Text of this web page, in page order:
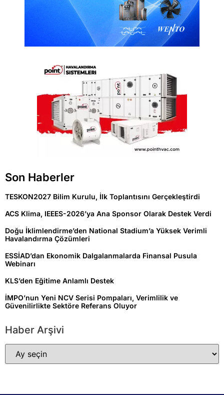
Son Haberler
TESKON2027 Bilim Kurulu, İlk Toplantısını Gerçekleştirdi
ACS Klima, IEEES-2026’ya Ana Sponsor Olarak Destek Verdi
Doğu İklimlendirme’den National Stadium’a Yüksek Verimli
Havalandırma Çözümleri
ESSİAD’dan Ekonomik Dalgalanmalarda Finansal Pusula
Webinarı
KLS’den Eğitime Anlamlı Destek
İMPO’nun Yeni NCV Serisi Pompaları, Verimlilik ve
Güvenilirlikte Sektöre Referans Oluyor
Haber Arşivi